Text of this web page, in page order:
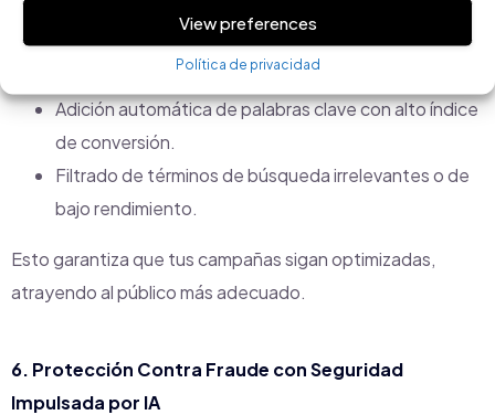
View preferences
Política de privacidad
Revisión de datos de búsqueda cada tres horas.
Adición automática de palabras clave con alto índice
de conversión.
Filtrado de términos de búsqueda irrelevantes o de
bajo rendimiento.
Esto garantiza que tus campañas sigan optimizadas,
atrayendo al público más adecuado.
6. Protección Contra Fraude con Seguridad
Impulsada por IA